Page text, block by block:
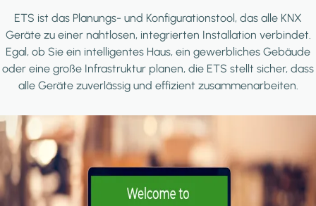
ETS ist das Planungs- und Konfigurationstool, das alle KNX
Geräte zu einer nahtlosen, integrierten Installation verbindet.
Egal, ob Sie ein intelligentes Haus, ein gewerbliches Gebäude
oder eine große Infrastruktur planen, die ETS stellt sicher, dass
alle Geräte zuverlässig und effizient zusammenarbeiten.
Image